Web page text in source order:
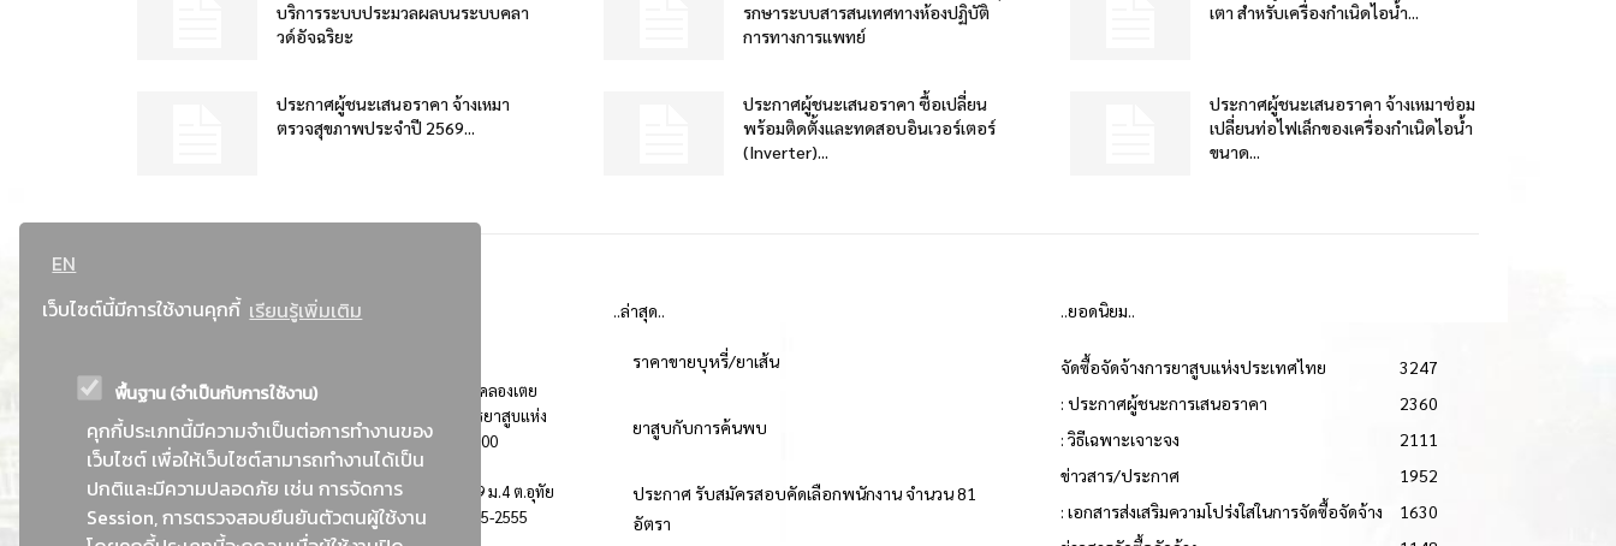
EN
เว็บไซต์นี้มีการใช้งานคุกกี้ เรียนรู้เพิ่มเติม
พื้นฐาน (จำเป็นกับการใช้งาน)
คุกกี้ประเภทนี้มีความจำเป็นต่อการทำงานของ
เว็บไซต์ เพื่อให้เว็บไซต์สามารถทำงานได้เป็น
ปกติและมีความปลอดภัย เช่น การจัดการ
Session, การตรวจสอบยืนยันตัวตนผู้ใช้งาน
บริการระบบประมวลผลบนระบบคลา
วด์อัจฉริยะ
รกษาระบบสารสนเทศทางห้องปฏิบัติ
การทางการแพทย์
เตา สำหรับเครื่องกำเนิดไอน้ำ...
ประกาศผู้ชนะเสนอราคา จ้างเหมา
ตรวจสุขภาพประจำปี 2569...
ประกาศผู้ชนะเสนอราคา ซื้อเปลี่ยน
พร้อมติดตั้งและทดสอบอินเวอร์เตอร์
(Inverter)...
ประกาศผู้ชนะเสนอราคา จ้างเหมาซ่อม
เปลี่ยนท่อไฟเล็กของเครื่องกำเนิดไอน้ำ
ขนาด...
ที่อยู่ : 184 ถนนพระรามที่ 4 แขวงคลองเตย เขตคลองเตย
กรุงเทพมหานคร 10110 ติดต่อประชาสัมพันธ์ การยาสูบแห่ง
ประเทศไทย Call center โทร. 0-2229-1000
การยาสูบแห่งประเทศไทย พระนครศรีอยุธยา : 999 ม.4 ต.อุทัย
อ.อุทัย จ.พระนครศรีอยุธยา 13210 โทร. 0-3535-2555
..ล่าสุด..
ราคาขายบุหรี่/ยาเส้น
ยาสูบกับการค้นพบ
ประกาศ รับสมัครสอบคัดเลือกพนักงาน จำนวน 81
อัตรา
..ยอดนิยม..
จัดซื้อจัดจ้างการยาสูบแห่งประเทศไทย
3247
: ประกาศผู้ชนะการเสนอราคา
2360
: วิธีเฉพาะเจาะจง
2111
ข่าวสาร/ประกาศ
1952
: เอกสารส่งเสริมความโปร่งใสในการจัดซื้อจัดจ้าง
1630